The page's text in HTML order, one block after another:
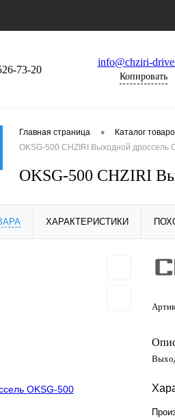
73-20
info@chziri-
Копировать
Главная страница • Каталог
OKSG-500 CHZIRI Выходной дроссель
OKSG-500 CHZIRI
ХАРАКТЕРИСТИКИ